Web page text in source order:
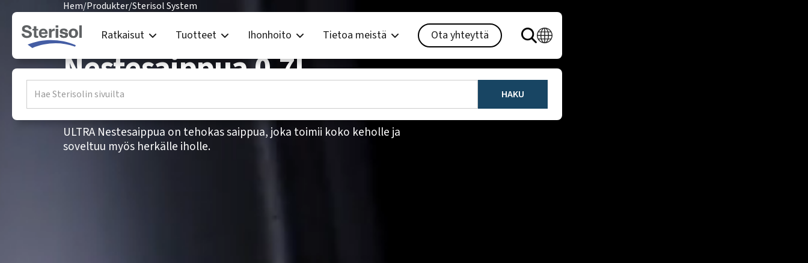
Ratkaisut Tuotteet Ihonhoito Tietoa meistä Ota yhteyttä
Hem/Produkter/Sterisol System
Sterisol ULTRA
Nestesaippua 0,7l
hajustamaton
ULTRA Nestesaippua on tehokas saippua, joka toimii koko keholle ja
soveltuu myös herkälle iholle.